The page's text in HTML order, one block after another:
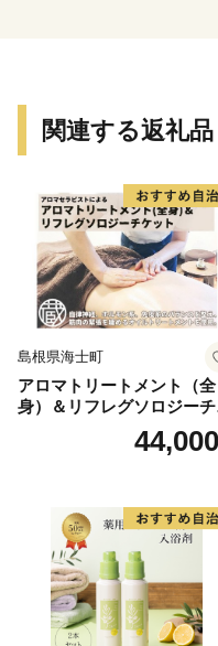
関連する返礼
島根県海士町
アロマトリートメント（全
身）＆リフレグソロジーチ
44,000